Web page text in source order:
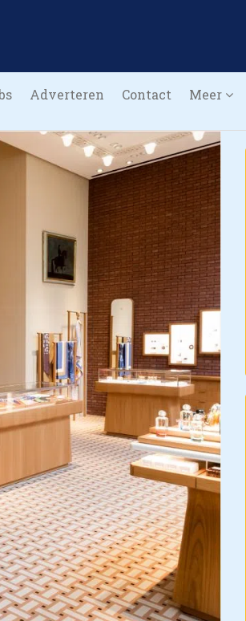
Adverteren Contact Meer